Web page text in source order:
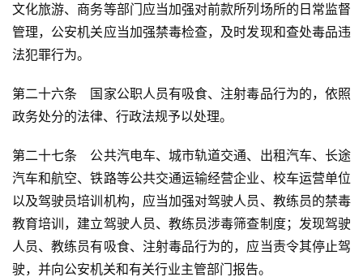
文化旅游、商务等部门应当加强对前款所列场所的日常监督
管理，公安机关应当加强禁毒检查，及时发现和查处毒品违
法犯罪行为。
第二十六条　国家公职人员有吸食、注射毒品行为的，依照
政务处分的法律、行政法规予以处理。
第二十七条　公共汽电车、城市轨道交通、出租汽车、长途
汽车和航空、铁路等公共交通运输经营企业、校车运营单位
以及驾驶员培训机构，应当加强对驾驶人员、教练员的禁毒
教育培训，建立驾驶人员、教练员涉毒筛查制度；发现驾驶
人员、教练员有吸食、注射毒品行为的，应当责令其停止驾
驶，并向公安机关和有关行业主管部门报告。